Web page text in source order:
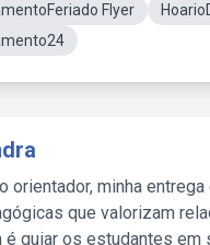
Flyer
orientador, minha
que valorizam
é guiar os estudantes em